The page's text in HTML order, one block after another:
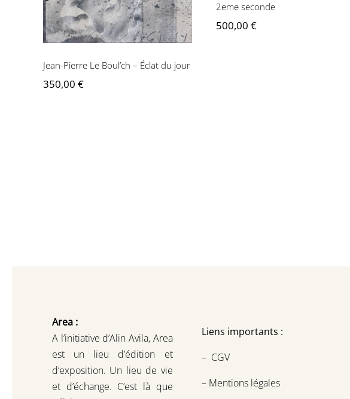
Jean-Pierre Le Boul’ch – Éclat du jour
350,00 €
2eme seconde
500,00 €
Area :
A l’initiative d’Alin Avila, Area
est un lieu d’édition et
d’exposition. Un lieu de vie
et d’échange. C’est là que
Liens importants :
– CGV
–Mentions légales